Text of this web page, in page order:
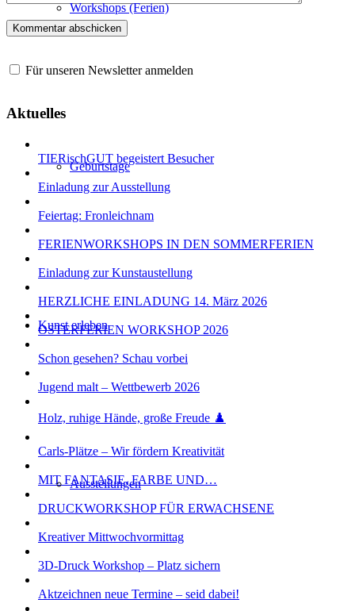
Workshops (Ferien)
Geburtstage
Kunst erleben
Ausstellungen
Für unseren Newsletter anmelden
Aktuelles
TIERischGUT begeistert Besucher
Einladung zur Ausstellung
Feiertag: Fronleichnam
FERIENWORKSHOPS IN DEN SOMMERFERIEN
Einladung zur Kunstaustellung
HERZLICHE EINLADUNG 14. März 2026
OSTERFERIEN WORKSHOP 2026
Schon gesehen? Schau vorbei
Jugend malt – Wettbewerb 2026
Holz, ruhige Hände, große Freude ♟️
Carls-Plätze – Wir fördern Kreativität
MIT FANTASIE, FARBE UND…
DRUCKWORKSHOP FÜR ERWACHSENE
Kreativer Mittwochvormittag
3D-Druck Workshop – Platz sichern
Aktzeichnen neue Termine – seid dabei!